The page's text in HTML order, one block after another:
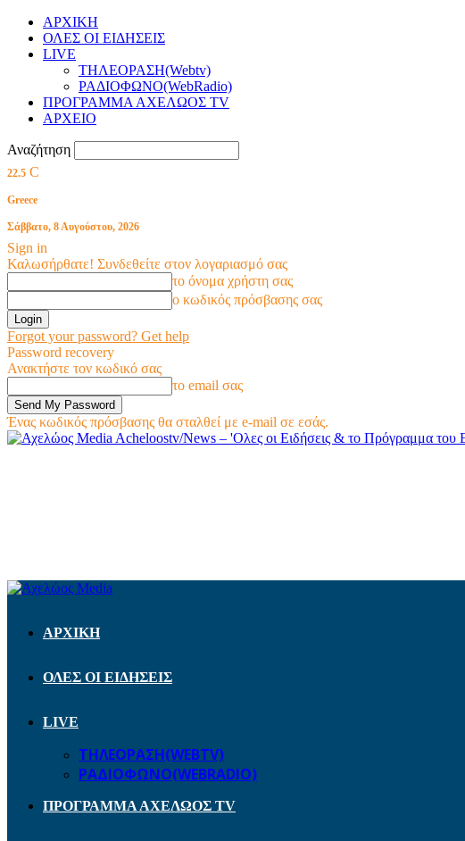
ΑΡΧΙΚΗ
ΟΛΕΣ ΟΙ ΕΙΔΗΣΕΙΣ
LIVE
ΤΗΛΕΟΡΑΣΗ(Webtv)
ΡΑΔΙΟΦΩΝΟ(WebRadio)
ΠΡΟΓΡΑΜΜΑ ΑΧΕΛΩΟΣ TV
ΑΡΧΕΙΟ
Αναζήτηση
22.5 C
Greece
Σάββατο, 8 Αυγούστου, 2026
Sign in
Καλωσήρθατε! Συνδεθείτε στον λογαριασμό σας
το όνομα χρήστη σας
ο κωδικός πρόσβασης σας
Forgot your password? Get help
Password recovery
Ανακτήστε τον κωδικό σας
το email σας
Ένας κωδικός πρόσβασης θα σταλθεί με e-mail σε εσάς.
Acheloostv/News – 'Ολες οι Ειδήσεις & το Πρόγραμμα του
ΑΡΧΙΚΗ
ΟΛΕΣ ΟΙ ΕΙΔΗΣΕΙΣ
LIVE
ΤΗΛΕΟΡΑΣΗ(WEBTV)
ΡΑΔΙΟΦΩΝΟ(WEBRADIO)
ΠΡΟΓΡΑΜΜΑ ΑΧΕΛΩΟΣ TV